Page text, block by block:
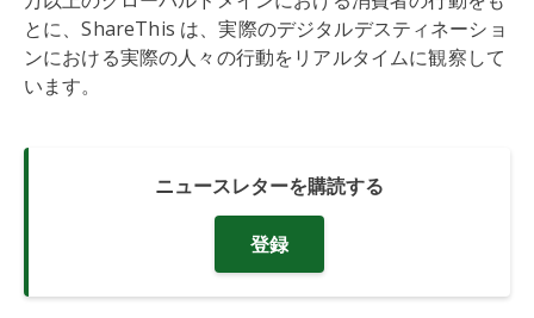
とに、ShareThis は、実際のデジタルデスティネーショ
ンにおける実際の人々の行動をリアルタイムに観察して
います。
ニュースレターを購読する
登録